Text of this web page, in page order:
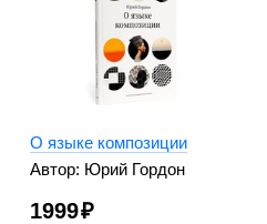
О языке композиции
Автор: Юрий Гордон
1999₽